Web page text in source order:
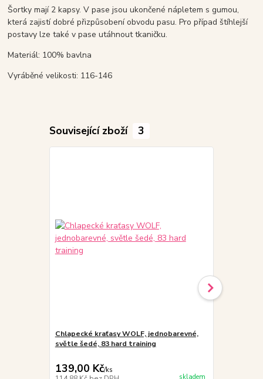
Šortky mají 2 kapsy. V pase jsou ukončené nápletem s gumou,
která zajistí dobré přizpůsobení obvodu pasu. Pro případ štíhlejší
postavy lze také v pase utáhnout tkaničku.
Materiál: 100% bavlna
Vyráběné velikosti: 116-146
Související zboží 3
Chlapecké kraťasy WOLF, jednobarevné,
světle šedé, 83 hard training
139,00 Kč/ks
skladem